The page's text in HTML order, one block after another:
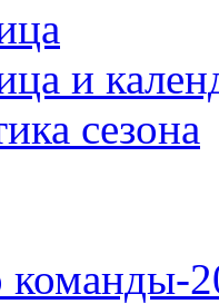
и
сезона
команды-